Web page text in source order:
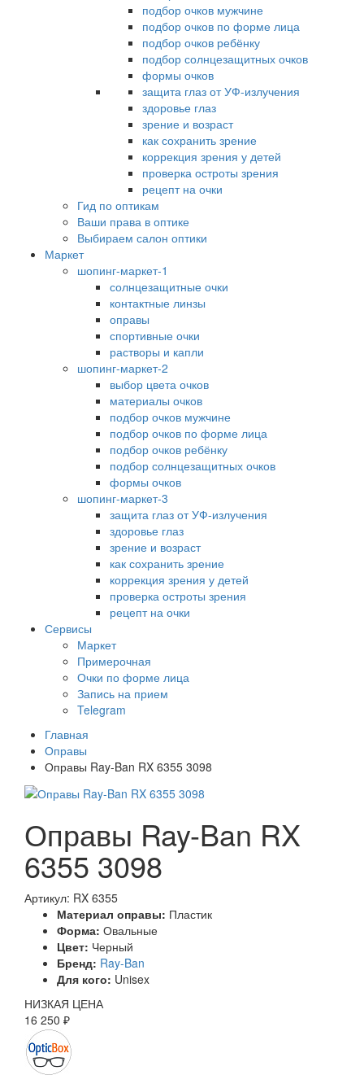
подбор очков мужчине
подбор очков по форме лица
подбор очков ребёнку
подбор солнцезащитных очков
формы очков
защита глаз от УФ-излучения
здоровье глаз
зрение и возраст
как сохранить зрение
коррекция зрения у детей
проверка остроты зрения
рецепт на очки
Гид по оптикам
Ваши права в оптике
Выбираем салон оптики
Маркет
шопинг-маркет-1
солнцезащитные очки
контактные линзы
оправы
спортивные очки
растворы и капли
шопинг-маркет-2
выбор цвета очков
материалы очков
подбор очков мужчине
подбор очков по форме лица
подбор очков ребёнку
подбор солнцезащитных очков
формы очков
шопинг-маркет-3
защита глаз от УФ-излучения
здоровье глаз
зрение и возраст
как сохранить зрение
коррекция зрения у детей
проверка остроты зрения
рецепт на очки
Сервисы
Маркет
Примерочная
Очки по форме лица
Запись на прием
Telegram
Главная
Оправы
Оправы Ray-Ban RX 6355 3098
Оправы Ray-Ban RX
6355 3098
Артикул: RX 6355
Материал оправы: Пластик
Форма: Овальные
Цвет: Черный
Бренд: Ray-Ban
Для кого: Unisex
НИЗКАЯ ЦЕНА
16 250 ₽